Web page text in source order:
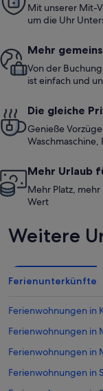
Mit unserer Mit-
um die Uhr
Mehr
Von der
ist einfach und
Die gleiche
Genieße
Mehr Urlaub
Mehr Platz,
Wert
Weitere
Ferienunterkünfte
Ferienwohnungen in
Ferienwohnungen in
Ferienwohnungen in
Ferienwohnungen in